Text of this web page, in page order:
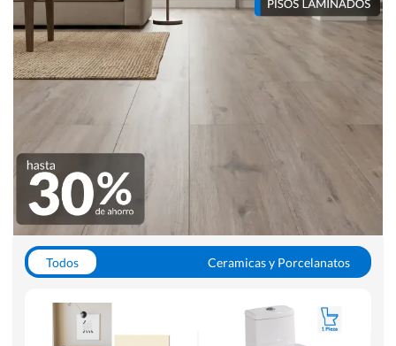
Todos
Ceramicas y Porcelanatos
WC y Sanitarios
Pisos Flotantes y Laminados
Pinturas